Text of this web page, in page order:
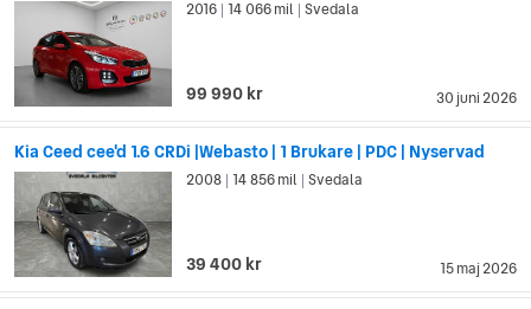
30 juni 2026
2016 14 066 mil Svedala
99 990 kr
Kia Ceed cee'd 1.6 CRDi |Webasto | 1 Brukare | PDC | Nyservad
15 maj 2026
2008 14 856 mil Svedala
39 400 kr